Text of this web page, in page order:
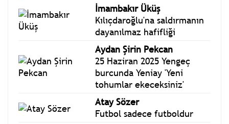
İmambakır Üküş
Kılıçdaroğlu'na saldırmanın
dayanılmaz hafifliği
Aydan Şirin Pekcan
25 Haziran 2025 Yengeç
burcunda Yeniay 'Yeni
tohumlar ekeceksiniz'
Atay Sözer
Futbol sadece futboldur